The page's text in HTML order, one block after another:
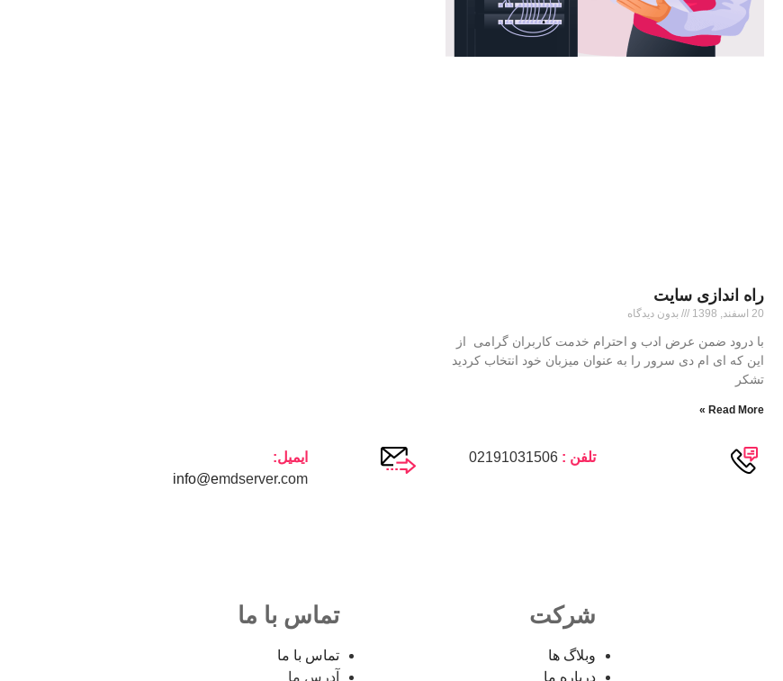
راه اندازی سایت
20 اسفند, 1398 بدون دیدگاه
با درود ضمن عرض ادب و احترام خدمت کاربران گرامی از
این که ای ام دی سرور را به عنوان میزبان خود انتخاب کردید
تشکر
Read More »
تلفن :
ایمیل:
info@emdserver.com
شرکت
وبلاگ ها
درباره ما
تماس با ما
تماس با ما
آدرس ما